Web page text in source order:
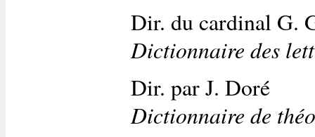
Dir. du cardinal G.
Dictionnaire des
Dir. par J. Doré
Dictionnaire de